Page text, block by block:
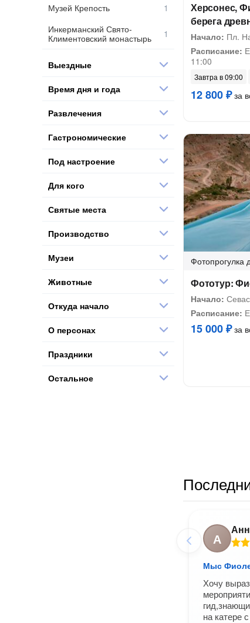
Херсонес,
берега
Начало: Пл.
Расписание:
11:00
Завтра в 09:00
12 800 ₽за
Фотопрогулка
Фототур:
Начало:
Расписание:
15 000 ₽за
А
Мыс
Хочу
на катере
Музей Крепость
Инкерманский Свято-
Климентовский монастырь
Выездные
Время дня и года
Развлечения
Гастрономические
Под настроение
Для кого
Святые места
Производство
Музеи
Животные
Откуда начало
О персонах
Праздники
Остальное